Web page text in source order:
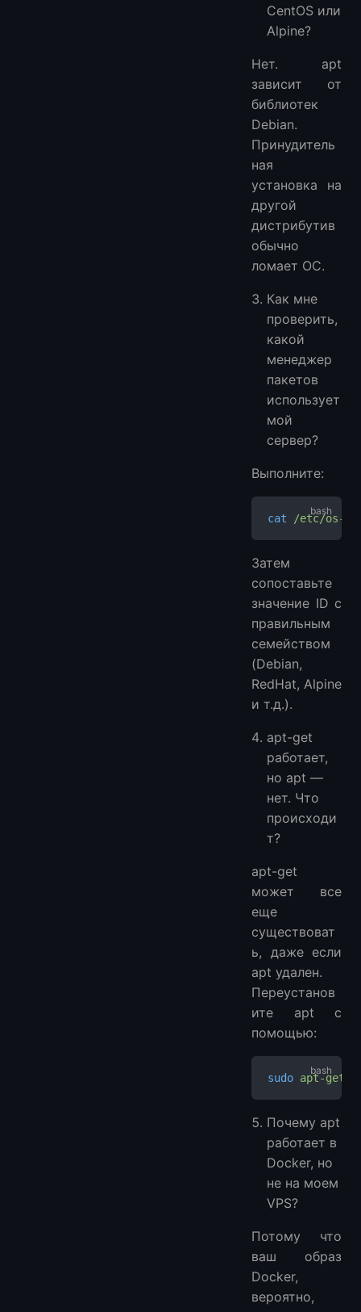
CentOS или
Alpine?
Нет. apt
зависит от
библиотек
Debian.
Принудитель
ная
установка на
другой
дистрибутив
обычно
ломает ОС.
Как мне
проверить,
какой
менеджер
пакетов
использует
мой
сервер?
Выполните:
cat /etc/os-
Затем
сопоставьте
значение ID с
правильным
семейством
(Debian,
RedHat, Alpine
и т.д.).
apt-get
работает,
но apt —
нет. Что
происходи
т?
apt-get
может все
еще
существоват
ь, даже если
apt удален.
Переустанов
ите apt с
помощью:
sudo apt-get
Почему apt
работает в
Docker, но
не на моем
VPS?
Потому что
ваш образ
Docker,
вероятно,